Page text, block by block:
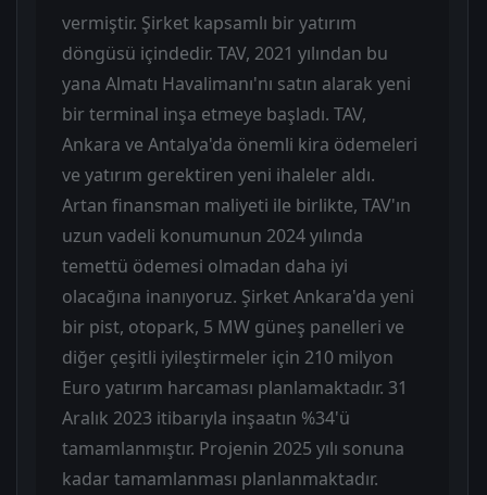
vermiştir. Şirket kapsamlı bir yatırım
döngüsü içindedir. TAV, 2021 yılından bu
yana Almatı Havalimanı'nı satın alarak yeni
bir terminal inşa etmeye başladı. TAV,
Ankara ve Antalya'da önemli kira ödemeleri
ve yatırım gerektiren yeni ihaleler aldı.
Artan finansman maliyeti ile birlikte, TAV'ın
uzun vadeli konumunun 2024 yılında
temettü ödemesi olmadan daha iyi
olacağına inanıyoruz. Şirket Ankara'da yeni
bir pist, otopark, 5 MW güneş panelleri ve
diğer çeşitli iyileştirmeler için 210 milyon
Euro yatırım harcaması planlamaktadır. 31
Aralık 2023 itibarıyla inşaatın %34'ü
tamamlanmıştır. Projenin 2025 yılı sonuna
kadar tamamlanması planlanmaktadır.